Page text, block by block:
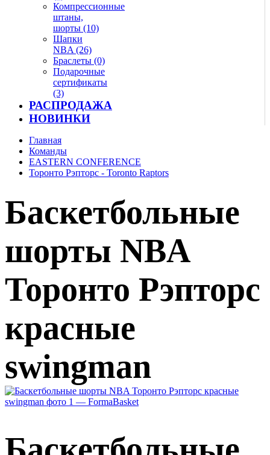
Компрессионные
штаны,
шорты (10)
Шапки
NBA (26)
Браслеты (0)
Подарочные
сертификаты
(3)
РАСПРОДАЖА
НОВИНКИ
Главная
Команды
EASTERN CONFERENCE
Торонто Рэпторс - Toronto Raptors
Баскетбольные
шорты NBA
Торонто Рэпторс
красные
swingman